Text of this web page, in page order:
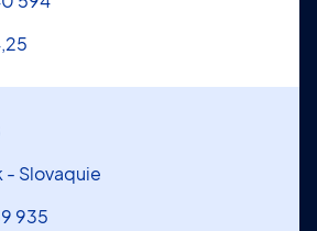
- Slovaquie
935